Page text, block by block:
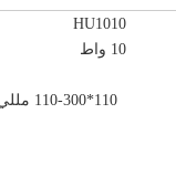
HU1010
10 واط
110*110-300 مللي متر